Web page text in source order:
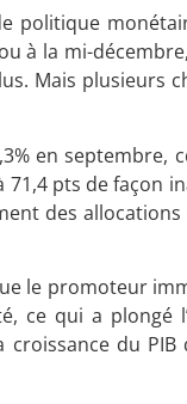
politique
à la mi-
Mais plusieurs
en septembre,
71,4 pts de
des
le promoteur
ce qui a
croissance du